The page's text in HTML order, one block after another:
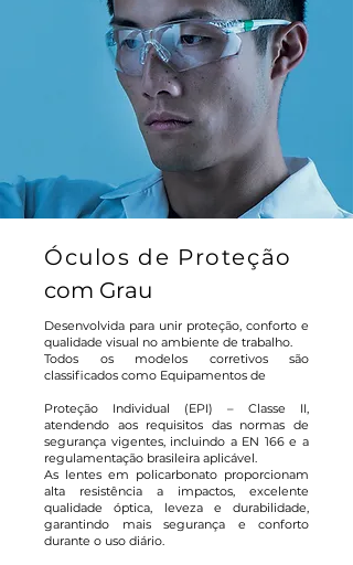
Óculos de Proteção
com Grau
Desenvolvida para unir proteção, conforto e
qualidade visual no ambiente de trabalho.
Todos os modelos corretivos são
classificados como Equipamentos de
Proteção Individual (EPI) – Classe II,
atendendo aos requisitos das normas de
segurança vigentes, incluindo a EN 166 e a
regulamentação brasileira aplicável.
As lentes em policarbonato proporcionam
alta resistência a impactos, excelente
qualidade óptica, leveza e durabilidade,
garantindo mais segurança e conforto
durante o uso diário.